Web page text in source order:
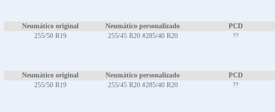
Neumático original Neumático personalizado PCD
255/50 R19
255/45 R20 #285/40 R20 ??
Neumático original Neumático personalizado PCD
255/50 R19
255/45 R20 #285/40 R20 ??